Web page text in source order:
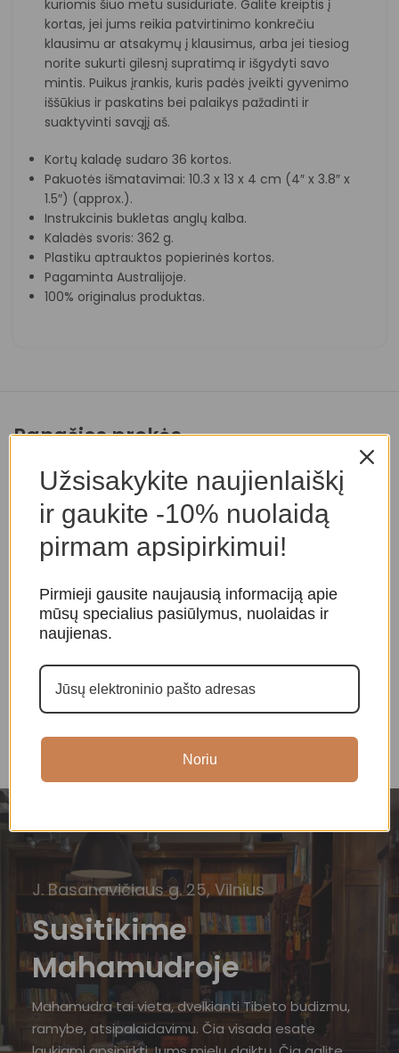
kuriomis šiuo metu susiduriate. Galite kreiptis į
kortas, jei jums reikia patvirtinimo konkrečiu
klausimu ar atsakymų į klausimus, arba jei tiesiog
norite sukurti gilesnį supratimą ir išgydyti savo
mintis. Puikus įrankis, kuris padės įveikti gyvenimo
iššūkius ir paskatins bei palaikys pažadinti ir
suaktyvinti savąjį aš.
Kortų kaladę sudaro 36 kortos.
Pakuotės išmatavimai: 10.3 x 13 x 4 cm (4″ x 3.8″ x
1.5″) (approx.).
Instrukcinis bukletas anglų kalba.
Kaladės svoris: 362 g.
Plastiku aptrauktos popierinės kortos.
Pagaminta Australijoje.
100% originalus produktas.
Panašios prekės
Rožinio kvarco Runos
Taro ir orakulo kortos
Mini
Taro
J. Basanavičiaus g. 25, Vilnius
Susitikime
Mahamudroje
Mahamudra tai vieta, dvelkianti Tibeto budizmu,
ramybe, atsipalaidavimu. Čia visada esate
Užsisakykite naujienlaiškį
ir gaukite -10% nuolaidą
pirmam apsipirkimui!
Pirmieji gausite naujausią informaciją apie
mūsų specialius pasiūlymus, nuolaidas ir
naujienas.
Noriu